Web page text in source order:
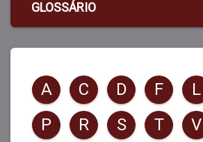
GLOSSÁRIO
A C D F L
P
R S T V